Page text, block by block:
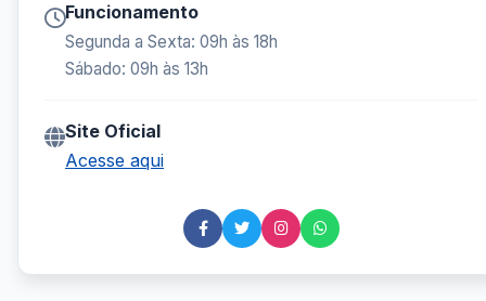
Funcionamento
Segunda a Sexta: 09h às 18h
Sábado: 09h às 13h
Site Oficial
Acesse aqui